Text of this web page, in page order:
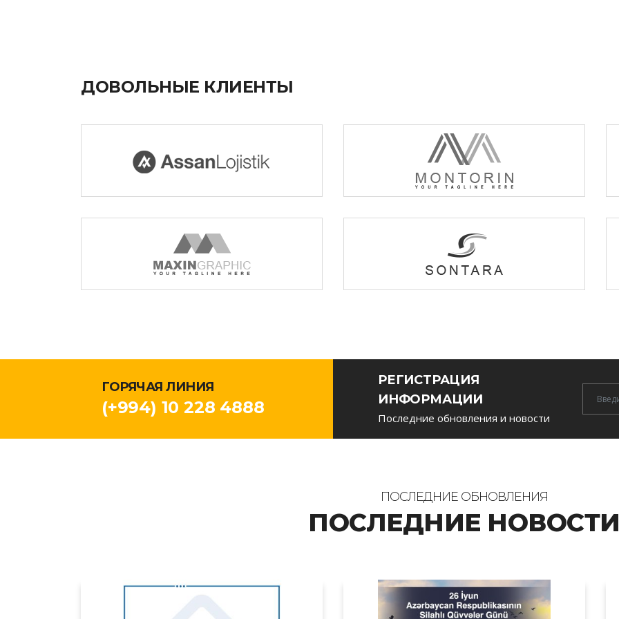
ДОВОЛЬНЫЕ КЛИЕНТЫ
ГОРЯЧАЯ ЛИНИЯ
(+994) 10 228 4888
РЕГИСТРАЦИЯ
ИНФОРМАЦИИ
Последние обновления и новости
ПОСЛЕДНИЕ ОБНОВЛЕНИЯ
ПОСЛЕДНИЕ